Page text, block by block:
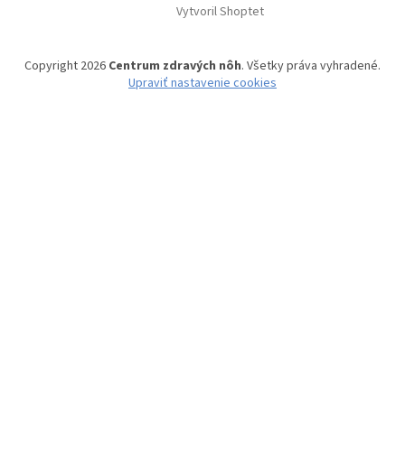
Vytvoril Shoptet
Copyright 2026 Centrum zdravých nôh. Všetky práva vyhradené.
Upraviť nastavenie cookies